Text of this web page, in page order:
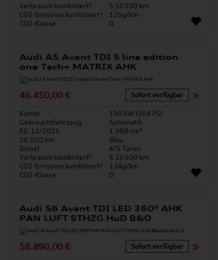
Verbrauch kombiniert¹
5.5l/100 km
CO2-Emission kombiniert¹
125g/km
CO2-Klasse
D
Audi A5 Avant TDI S line edition
one Tech+ MATRIX AHK
46.450,00 € Sofort verfügbar
Kombi
150 kW (204 PS)
Gebrauchtfahrzeug
Automatik
EZ: 12/2025
1.968 cm³
26.020 km
Blau
Diesel
4/5 Türen
Verbrauch kombiniert¹
5.1l/100 km
CO2-Emission kombiniert¹
134g/km
CO2-Klasse
D
Audi S6 Avant TDI LED 360° AHK
PAN LUFT STHZG HuD B&O
58.890,00 € Sofort verfügbar